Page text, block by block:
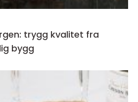
trygg kvalitet fra
bygg